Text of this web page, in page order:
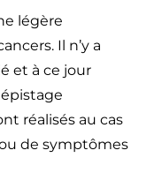
légère
Il n’y a
et à ce jour
réalisés au cas
de symptômes